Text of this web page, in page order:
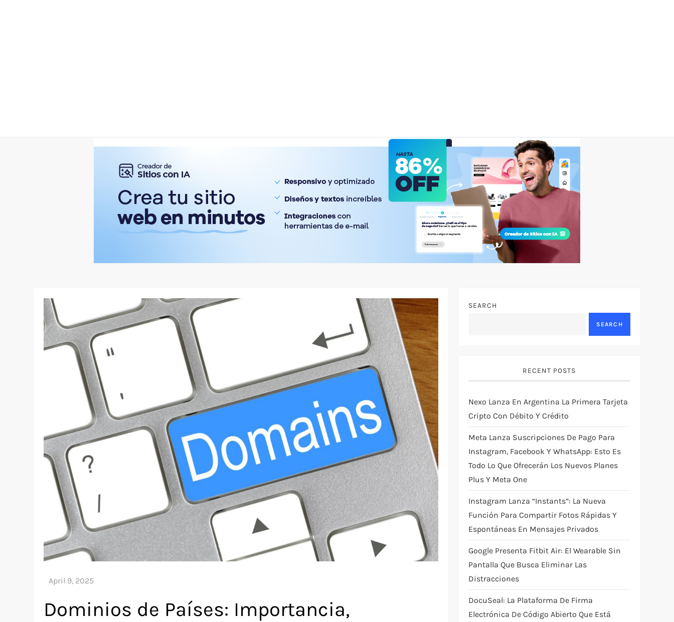
Dominios de Países: Importancia,
SEARCH
SEARCH
RECENT POSTS
Nexo Lanza En Argentina La Primera Tarjeta
Cripto Con Débito Y Crédito
Meta Lanza Suscripciones De Pago Para
Instagram, Facebook Y WhatsApp: Esto Es
Todo Lo Que Ofrecerán Los Nuevos Planes
Plus Y Meta One
Instagram Lanza “Instants”: La Nueva
Función Para Compartir Fotos Rápidas Y
Espontáneas En Mensajes Privados
Google Presenta Fitbit Air: El Wearable Sin
Pantalla Que Busca Eliminar Las
Distracciones
DocuSeal: La Plataforma De Firma
Electrónica De Código Abierto Que Está